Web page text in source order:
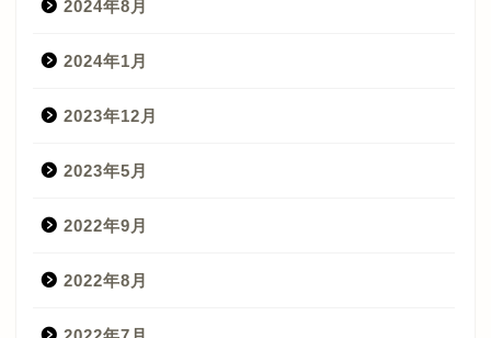
2024年8月
2024年1月
2023年12月
2023年5月
2022年9月
2022年8月